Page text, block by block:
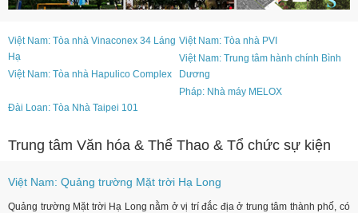
Việt Nam: Tòa nhà Vinaconex 34 Láng
Hạ
Việt Nam: Tòa nhà Hapulico Complex
Đài Loan: Tòa Nhà Taipei 101
Việt Nam: Tòa nhà PVI
Việt Nam: Trung tâm hành chính Bình
Dương
Pháp: Nhà máy MELOX
Trung tâm Văn hóa & Thể Thao & Tổ chức sự kiện
Việt Nam: Quảng trường Mặt trời Hạ Long
Quảng trường Mặt trời Hạ Long nằm ở vị trí đắc địa ở trung tâm thành phố, có